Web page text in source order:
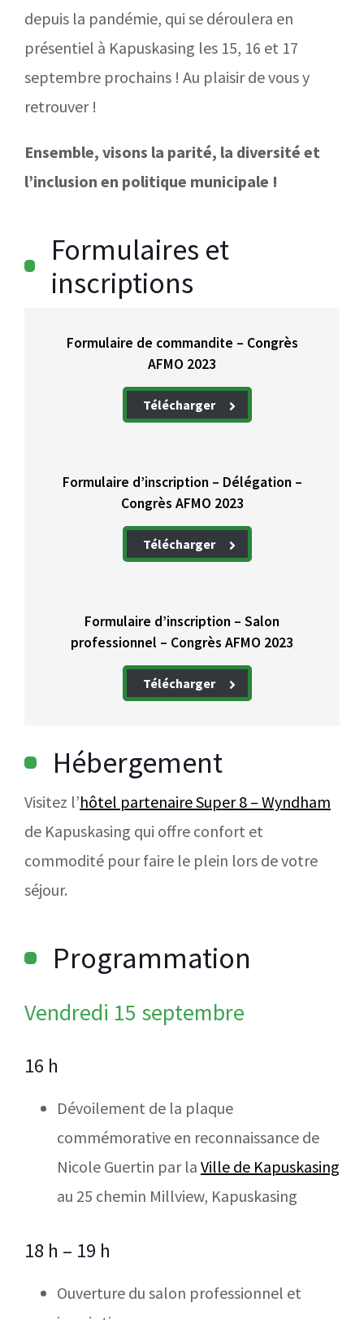
depuis la pandémie, qui se déroulera en
présentiel à Kapuskasing les 15, 16 et 17
septembre prochains ! Au plaisir de vous y
retrouver !
Ensemble, visons la parité, la diversité et
l’inclusion en politique municipale !
Formulaires et
inscriptions
Formulaire de commandite – Congrès
AFMO 2023
Télécharger
Formulaire d’inscription – Délégation –
Congrès AFMO 2023
Télécharger
Formulaire d’inscription – Salon
professionnel – Congrès AFMO 2023
Télécharger
Hébergement
Visitez l’hôtel partenaire Super 8 – Wyndham
de Kapuskasing qui offre confort et
commodité pour faire le plein lors de votre
séjour.
Programmation
Vendredi 15 septembre
16 h
Dévoilement de la plaque
commémorative en reconnaissance de
Nicole Guertin par la Ville de Kapuskasing
au 25 chemin Millview, Kapuskasing
18 h – 19 h
Ouverture du salon professionnel et